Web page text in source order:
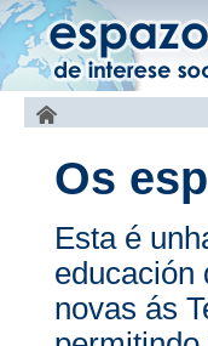
Os
Esta é
educación
novas ás